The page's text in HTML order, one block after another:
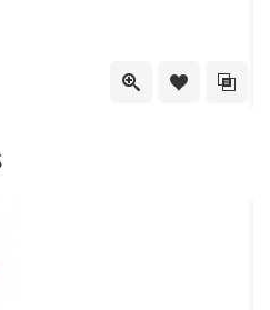
Quick ViewToevoegen